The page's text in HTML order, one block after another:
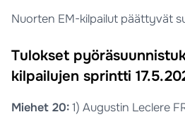
Nuorten EM-kilpailut päättyvät
Tulokset
kilpailujen sprintti
Miehet 20:1) Augustin Leclere